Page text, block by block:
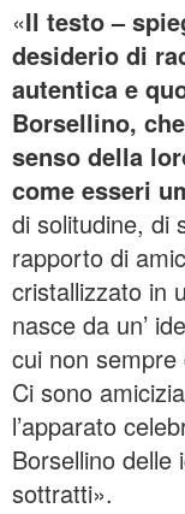
«Il testo –
desiderio di
autentica e
Borsellino,
senso della
come esseri
di solitudine, di
rapporto di
cristallizzato in
nasce da un’
cui non
Ci sono
l’apparato
Borsellino delle
sottratti».